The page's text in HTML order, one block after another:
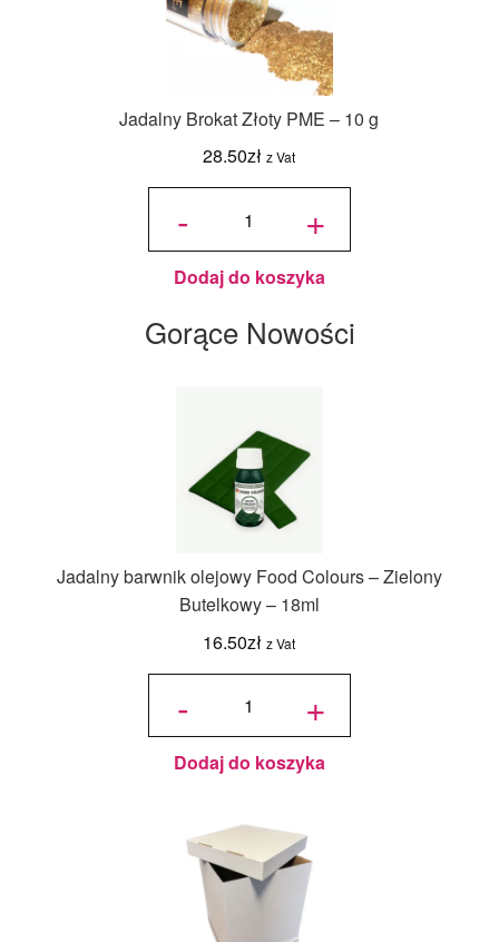
Jadalny Brokat Złoty PME – 10 g
28.50zł z Vat
-
ilość
Złoty
PME -
10 g +
Dodaj do koszyka
Gorące Nowości
Jadalny barwnik olejowy Food Colours – Zielony
Butelkowy – 18ml
16.50zł z Vat
-
ilość
olejowy
Food
Colours -
Zielony
Butelkowy
+
Dodaj do koszyka